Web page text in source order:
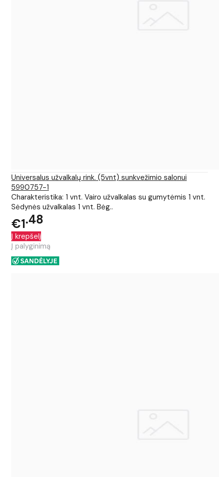
Universalus užvalkalų rink. (5vnt) sunkvežimio salonui
5990757-1
Charakteristika: 1 vnt. Vairo užvalkalas su gumytėmis 1 vnt.
Sėdynės užvalkalas 1 vnt. Bėg..
€1 48
Į krepšelį
Į palyginimą